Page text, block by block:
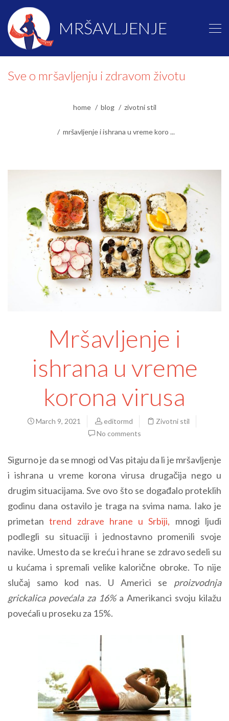
MRŠAVLJENJE
Sve o mršavljenju i zdravom životu
home blog zivotni stil
mršavljenje i ishrana u vreme koro ...
Mršavljenje i
ishrana u vreme
korona virusa
March 9, 2021 editormd
Zivotni stil
No comments
Sigurno je da se mnogi od Vas pitaju da li je mršavljenje
i ishrana u vreme korona virusa drugačija nego u
drugim situacijama. Sve ovo što se događalo proteklih
godinu dana ostavilo je traga na svima nama. Iako je
primetantrend zdrave hrane u Srbiji, mnogi ljudi
podlegli su situaciji i jednostavno promenili svoje
navike. Umesto da se kreću i hrane se zdravo sedeli su
u kućama i spremali velike kalorične obroke. To nije
slučaj samo kod nas. U Americi se proizvodnja
grickalica povećala za 16%a Amerikanci svoju kilažu
povećali u proseku za 15%.